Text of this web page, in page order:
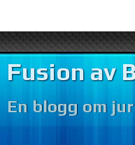
BOLAGSFUSION
VÅR VERKSAMHET
BOKFÖRING
Fusion av
En blogg om